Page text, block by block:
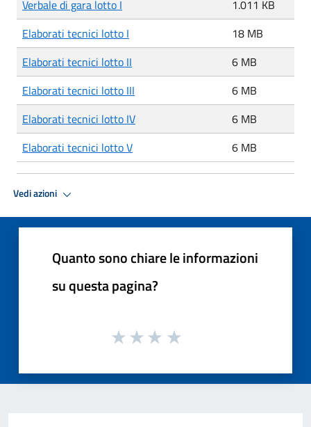
Verbale di gara lotto I
1.011 KB
Elaborati tecnici lotto I
18 MB
Elaborati tecnici lotto II
6 MB
Elaborati tecnici lotto III
6 MB
Elaborati tecnici lotto IV
6 MB
Elaborati tecnici lotto V
6 MB
Vedi azioni
Quanto sono chiare le informazioni
su questa pagina?